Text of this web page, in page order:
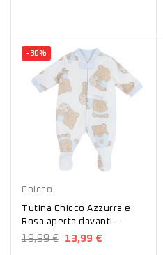
Azzurro
-30%
Chicco
Tutina Chicco Azzurra e
Rosa aperta davanti
ciniglia neonato 07864
19,99 € 13,99 €